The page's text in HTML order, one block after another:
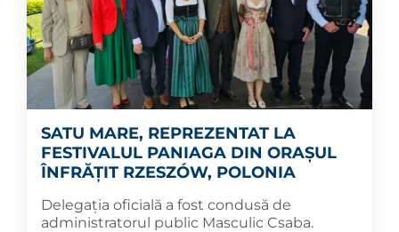
SATU MARE, REPREZENTAT LA
FESTIVALUL PANIAGA DIN ORAȘUL
ÎNFRĂȚIT RZESZÓW, POLONIA
Delegația oficială a fost condusă de
administratorul public Masculic Csaba.